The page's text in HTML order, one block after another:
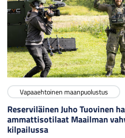
Vapaaehtoinen maanpuolustus
Reserviläinen Juho Tuovinen
ammattisotilaat Maailman
kilpailussa